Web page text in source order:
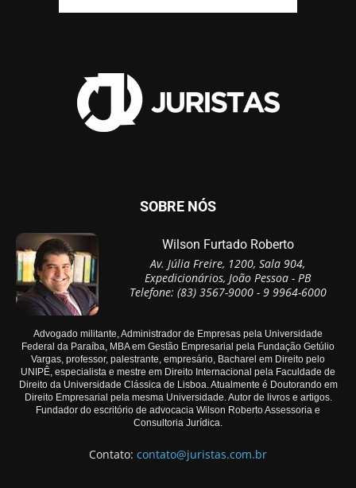
SOBRE NÓS
Wilson Furtado Roberto
Av. Júlia Freire, 1200, Sala 904,
Expedicionários, João Pessoa - PB
Telefone: (83) 3567-9000 - 9 9964-6000
Advogado militante, Administrador de Empresas pela Universidade
Federal da Paraíba, MBA em Gestão Empresarial pela Fundação Getúlio
Vargas, professor, palestrante, empresário, Bacharel em Direito pelo
UNIPÊ, especialista e mestre em Direito Internacional pela Faculdade de
Direito da Universidade Clássica de Lisboa. Atualmente é Doutorando em
Direito Empresarial pela mesma Universidade. Autor de livros e artigos.
Fundador do escritório de advocacia Wilson Roberto Assessoria e
Consultoria Jurídica.
Contato: contato@juristas.com.br